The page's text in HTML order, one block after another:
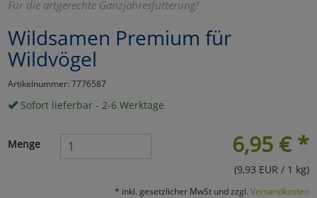
Für die artgerechte Ganzjahresfütterung!
Wildsamen Premium für
Wildvögel
Artikelnummer: 7776587
Sofort lieferbar - 2-6 Werktage
6,95 € *
Menge
(9,93 EUR / 1 kg)
* inkl. gesetzlicher MwSt und zzgl. Versandkosten
Umfragetools
zu Haupptseite